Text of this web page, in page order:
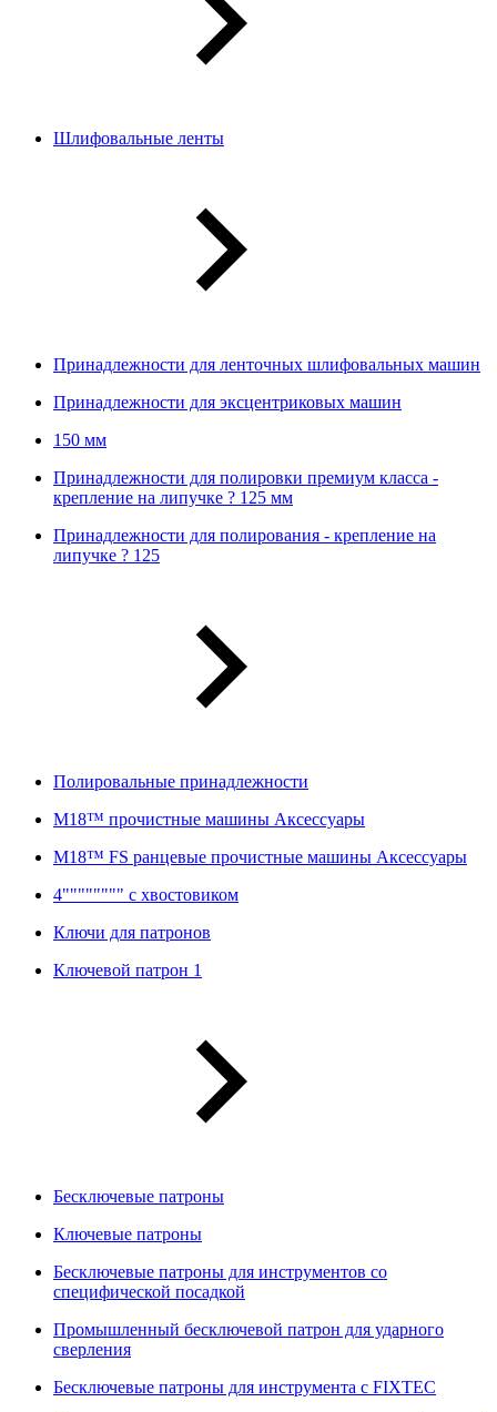
Шлифовальные ленты
Принадлежности для ленточных шлифовальных машин
Принадлежности для эксцентриковых машин
150 мм
Принадлежности для полировки премиум класса -
крепление на липучке ? 125 мм
Принадлежности для полирования - крепление на
липучке ? 125
Полировальные принадлежности
M18™ прочистные машины Аксессуары
M18™ FS ранцевые прочистные машины Аксессуары
4"""""""" с хвостовиком
Ключи для патронов
Ключевой патрон 1
Бесключевые патроны
Ключевые патроны
Бесключевые патроны для инструментов со
специфической посадкой
Промышленный бесключевой патрон для ударного
сверления
Бесключевые патроны для инструмента с FIXTEC